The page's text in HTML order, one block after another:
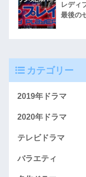
レディ
最後の
カテゴリー
2019年ドラマ
2020年ドラマ
テレビドラマ
バラエティ